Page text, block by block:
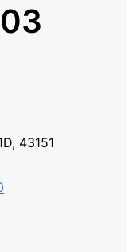
43151